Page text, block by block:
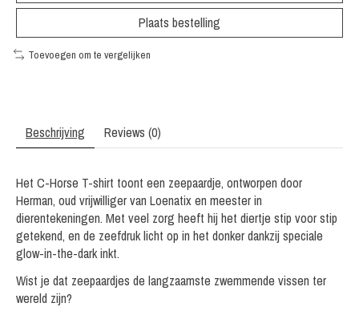
Plaats bestelling
Toevoegen om te vergelijken
Beschrijving Reviews (0)
Het C-Horse T-shirt toont een zeepaardje, ontworpen door
Herman, oud vrijwilliger van Loenatix en meester in
dierentekeningen. Met veel zorg heeft hij het diertje stip voor stip
getekend, en de zeefdruk licht op in het donker dankzij speciale
glow-in-the-dark inkt.
Wist je dat zeepaardjes de langzaamste zwemmende vissen ter
wereld zijn?